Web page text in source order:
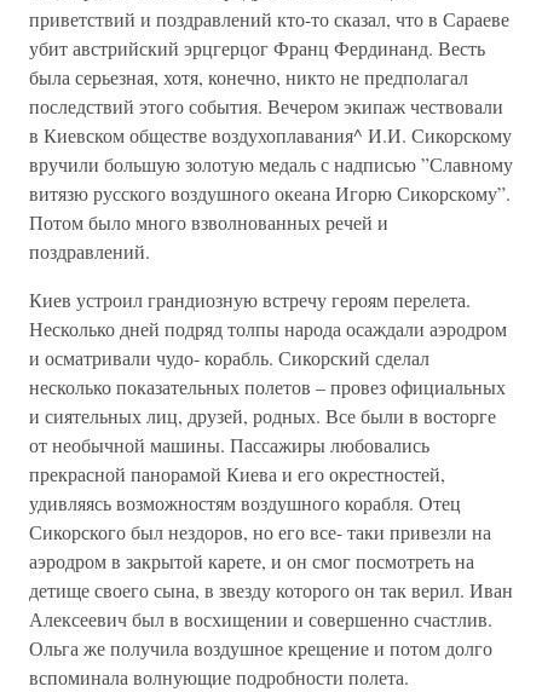
приветствий и поздравлений кто-то сказал, что в Сараеве
убит австрийский эрцгерцог Франц Фердинанд. Весть
была серьезная, хотя, конечно, никто не предполагал
последствий этого события. Вечером экипаж чествовали
в Киевском обществе воздухоплавания^ И.И. Сикорскому
вручили большую золотую медаль с надписью ”Славному
витязю русского воздушного океана Игорю Сикорскому”.
Потом было много взволнованных речей и
поздравлений.
Киев устроил грандиозную встречу героям перелета.
Несколько дней подряд толпы народа осаждали аэродром
и осматривали чудо- корабль. Сикорский сделал
несколько показательных полетов – провез официальных
и сиятельных лиц, друзей, родных. Все были в восторге
от необычной машины. Пассажиры любовались
прекрасной панорамой Киева и его окрестностей,
удивляясь возможностям воздушного корабля. Отец
Сикорского был нездоров, но его все- таки привезли на
аэродром в закрытой карете, и он смог посмотреть на
детище своего сына, в звезду которого он так верил. Иван
Алексеевич был в восхищении и совершенно счастлив.
Ольга же получила воздушное крещение и потом долго
вспоминала волнующие подробности полета.